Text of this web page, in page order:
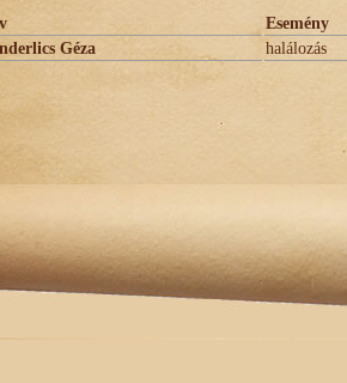
Esemény
Géza
halálozás